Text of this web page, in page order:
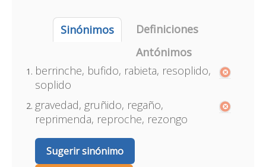
Sinónimos
Definiciones
Antónimos
berrinche, bufido, rabieta, resoplido,
soplido
gravedad, gruñido, regaño,
reprimenda, reproche, rezongo
Sugerir sinónimo